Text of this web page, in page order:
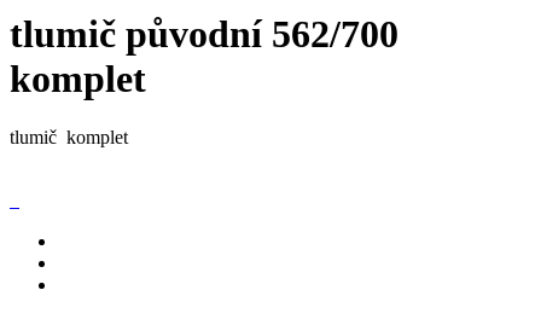
tlumič původní 562/700
komplet
tlumič komplet